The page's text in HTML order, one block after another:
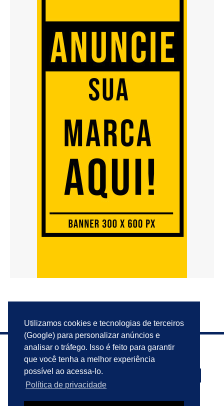
Utilizamos cookies e tecnologias de terceiros
(Google) para personalizar anúncios e
analisar o tráfego. Isso é feito para garantir
que você tenha a melhor experiência
possível ao acessa-lo.
Política de privacidade